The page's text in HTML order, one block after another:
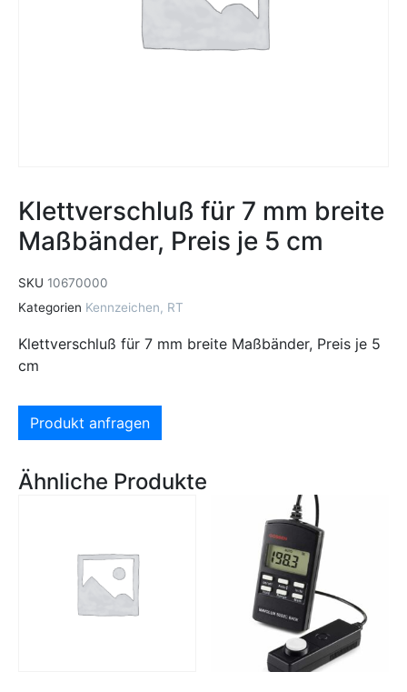
Klettverschluß für 7 mm breite
Maßbänder, Preis je 5 cm
SKU 10670000
Kategorien Kennzeichen, RT
Klettverschluß für 7 mm breite Maßbänder, Preis je 5
cm
Produkt anfragen
Ähnliche Produkte